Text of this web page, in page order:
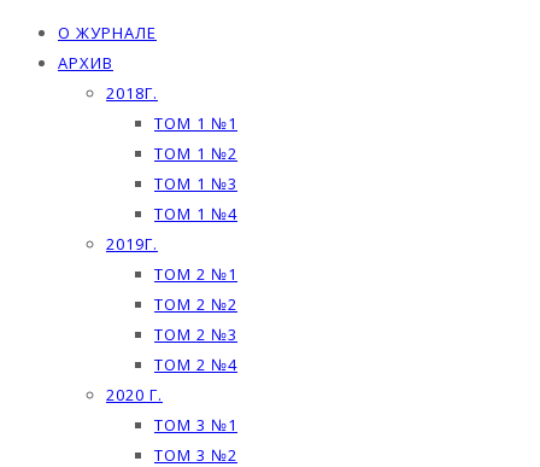
О ЖУРНАЛЕ
АРХИВ
2018Г.
ТОМ 1 №1
ТОМ 1 №2
ТОМ 1 №3
ТОМ 1 №4
2019Г.
ТОМ 2 №1
ТОМ 2 №2
ТОМ 2 №3
ТОМ 2 №4
2020 Г.
ТОМ 3 №1
ТОМ 3 №2